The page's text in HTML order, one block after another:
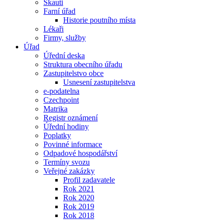
Skauti
Farní úřad
Historie poutního místa
Lékaři
Firmy, služby
Úřad
Úřední deska
Struktura obecního úřadu
Zastupitelstvo obce
Usnesení zastupitelstva
e-podatelna
Czechpoint
Matrika
Registr oznámení
Úřední hodiny
Poplatky
Povinné informace
Odpadové hospodářství
Termíny svozu
Veřejné zakázky
Profil zadavatele
Rok 2021
Rok 2020
Rok 2019
Rok 2018